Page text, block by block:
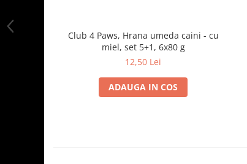
Club 4 Paws, Hrana umeda caini - cu
miel, set 5+1, 6x80 g
12,50 Lei
ADAUGA IN COS